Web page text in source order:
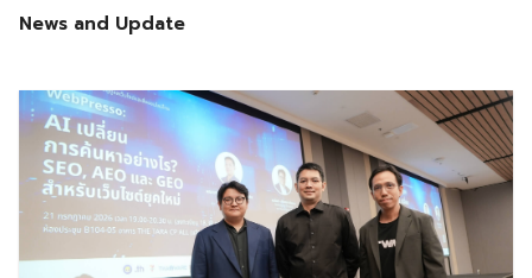
News and Update